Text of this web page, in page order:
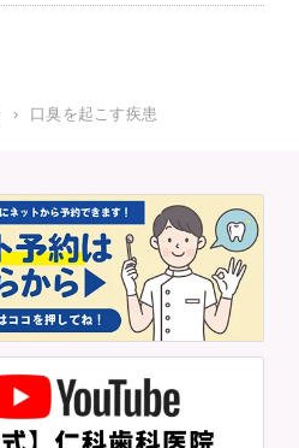
› 口臭を起こす疾患